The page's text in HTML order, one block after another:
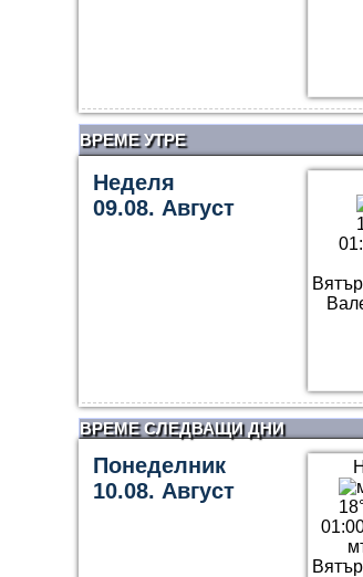
ВРЕМЕ УТРЕ
Неделя
09.08. Август
ВРЕМЕ СЛЕДВАЩИ ДНИ
Понеделник
10.08. Август